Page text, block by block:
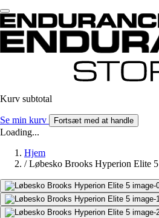
Kurv subtotal
Se min kurv Fortsæt med at handle
Loading...
Hjem
/ Løbesko Brooks Hyperion Elite 5